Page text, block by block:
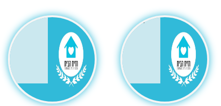
בהאנ
גר